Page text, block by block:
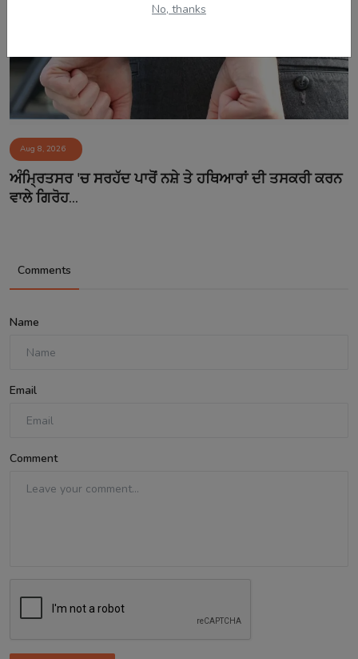
No, thanks
Aug 8, 2026
ਅੰਮ੍ਰਿਤਸਰ 'ਚ ਸਰਹੱਦ ਪਾਰੋਂ ਨਸ਼ੇ ਤੇ ਹਥਿਆਰਾਂ ਦੀ ਤਸਕਰੀ ਕਰਨ
ਵਾਲੇ ਗਿਰੋਹ...
Comments
Name
Email
Comment